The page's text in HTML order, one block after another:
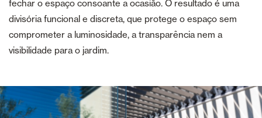
fechar o espaço consoante a ocasião. O resultado é uma
divisória funcional e discreta, que protege o espaço sem
comprometer a luminosidade, a transparência nem a
visibilidade para o jardim.